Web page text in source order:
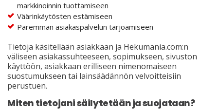
markkinoinnin tuottamiseen
Väärinkäytösten estämiseen
Paremman asiakaspalvelun tarjoamiseen
Tietoja käsitellään asiakkaan ja Hekumania.com:n
väliseen asiakassuhteeseen, sopimukseen, sivuston
käyttöön, asiakkaan erilliseen nimenomaiseen
suostumukseen tai lainsäädännön velvoitteisiin
perustuen.
Miten tietojani säilytetään ja suojataan?